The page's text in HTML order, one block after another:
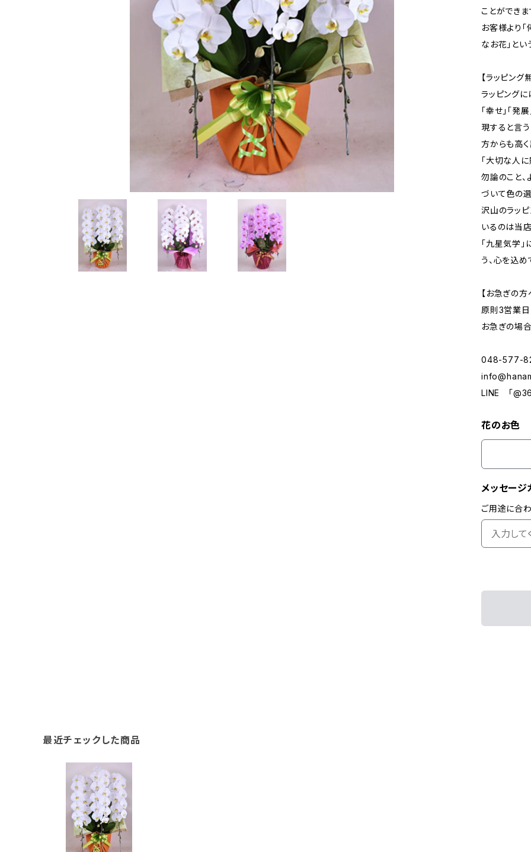
ことができま
お客様より
なお花」とい
【ラッピング
ラッピング
「幸せ」「発
現すると言
方からも高
「大切な人
勿論のこと
づいて色の
沢山のラッ
いるのは当
「九星気学
う、心を込め
【お急ぎの方
原則3営業日
お急ぎの場
048-577-
LINE 「
花のお色
メッセージ
ご用途に合
最近チェックした商品